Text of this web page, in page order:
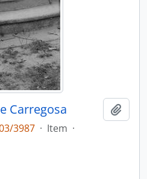
Carregosa
3987 · Item ·